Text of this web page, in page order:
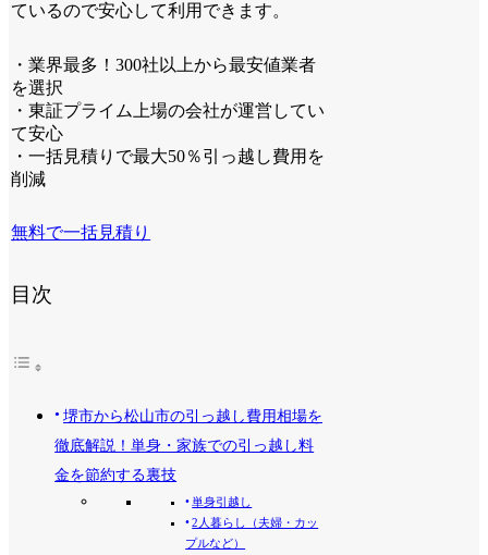
ているので安心して利用できます。
・業界最多！300社以上から最安値業者
を選択
・東証プライム上場の会社が運営してい
て安心
・一括見積りで最大50％引っ越し費用を
削減
無料で一括見積り
目次
堺市から松山市の引っ越し費用相場を
徹底解説！単身・家族での引っ越し料
金を節約する裏技
単身引越し
2人暮らし（夫婦・カッ
プルなど）